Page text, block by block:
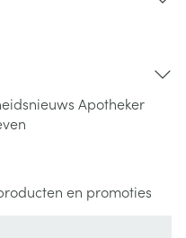
Apotheker
en promoties